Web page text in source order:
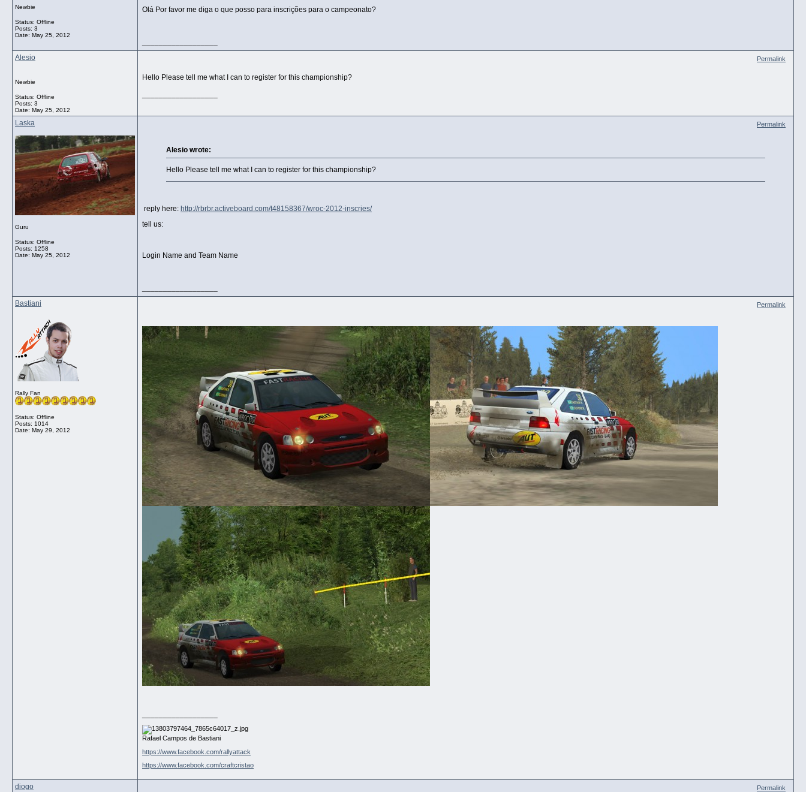
Newbie
Status: Offline
Posts: 3
Date: May 25, 2012
Olá Por favor me diga o que posso para inscrições para o campeonato?
Alesio
Newbie
Status: Offline
Posts: 3
Date: May 25, 2012
Permalink
Hello Please tell me what I can to register for this championship?
Laska
Guru
Status: Offline
Posts: 1258
Date: May 25, 2012
Permalink
Alesio wrote:
Hello Please tell me what I can to register for this championship?
reply here: http://rbrbr.activeboard.com/t48158367/wroc-2012-inscries/
tell us:
Login Name and Team Name
Bastiani
Rally Fan
Status: Offline
Posts: 1014
Date: May 29, 2012
Permalink
Rafael Campos de Bastiani
https://www.facebook.com/rallyattack
https://www.facebook.com/craftcristao
diogo Permalink